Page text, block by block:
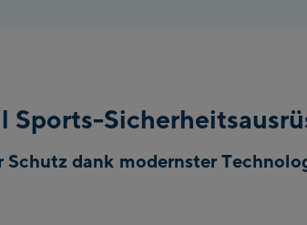
Sports-
Schutz dank modernster